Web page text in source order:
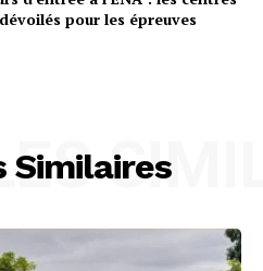
pour les épreuves
Similaires